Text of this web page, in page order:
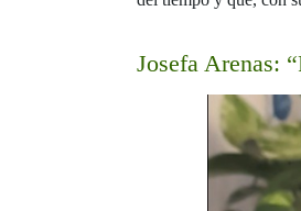
Josefa Arenas: